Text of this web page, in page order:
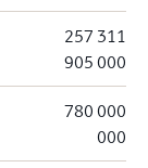
257 311
905 000
780 000
000